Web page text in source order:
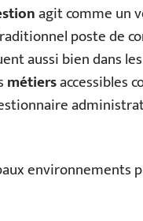
agit comme un
poste de
aussi bien dans
métiersaccessibles
environnements